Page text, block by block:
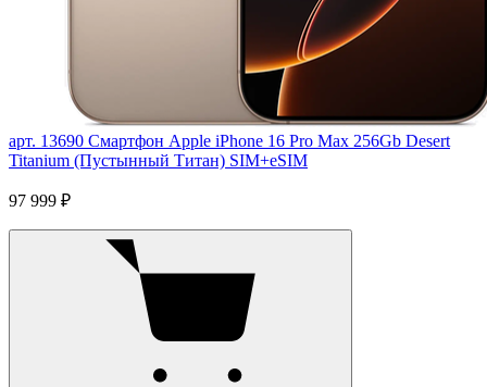
арт. 13690 Смартфон Apple iPhone 16 Pro Max 256Gb Desert
Titanium (Пустынный Титан) SIM+eSIM
97 999 ₽